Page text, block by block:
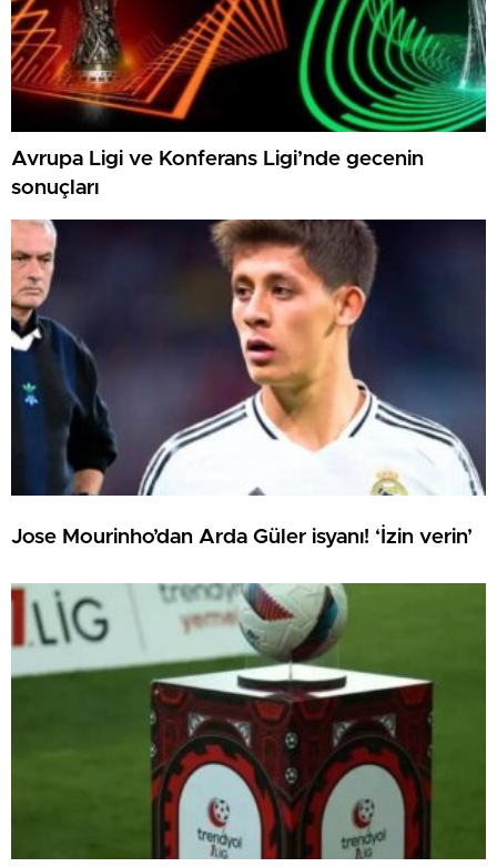
Avrupa Ligi ve Konferans Ligi’nde gecenin
sonuçları
Jose Mourinho’dan Arda Güler isyanı! ‘İzin verin’